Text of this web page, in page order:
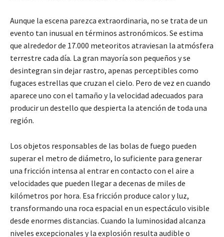
Aunque la escena parezca extraordinaria, no se trata de un
evento tan inusual en términos astronómicos. Se estima
que alrededor de 17.000 meteoritos atraviesan la atmósfera
terrestre cada día. La gran mayoría son pequeños y se
desintegran sin dejar rastro, apenas perceptibles como
fugaces estrellas que cruzan el cielo. Pero de vez en cuando
aparece uno con el tamaño y la velocidad adecuados para
producir un destello que despierta la atención de toda una
región.
Los objetos responsables de las bolas de fuego pueden
superar el metro de diámetro, lo suficiente para generar
una fricción intensa al entrar en contacto con el aire a
velocidades que pueden llegar a decenas de miles de
kilómetros por hora. Esa fricción produce calor y luz,
transformando una roca espacial en un espectáculo visible
desde enormes distancias. Cuando la luminosidad alcanza
niveles excepcionales y la explosión resulta audible o